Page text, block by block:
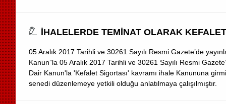
İHALELERDE TEMİNAT OLARAK
05 Aralık 2017 Tarihli ve 30261 Sayılı Resmi Gazete’de
Kanun”la 05 Aralık 2017 Tarihli ve 30261 Sayılı Resmi
Dair Kanun'la 'Kefalet Sigortası' kavramı ihale Kanununa
senedi düzenlemeye yetkili olduğu anlatılmaya çalışılmıştır.